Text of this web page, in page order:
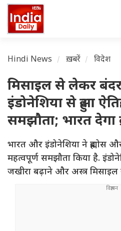
Hindi News ख़बरें विदेश
मिसाइल से लेकर
इंडोनेशिया से हुआ
समझौता; भारत देगा
भारत और इंडोनेशिया ने ब्रह्मोस
महत्वपूर्ण समझौता किया है.
जखीरा बढ़ाने और अस्त्र मिसाइल